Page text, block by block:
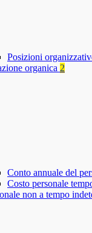
Posizioni
organica 2
Conto annuale del
Costo personale
non a tempo